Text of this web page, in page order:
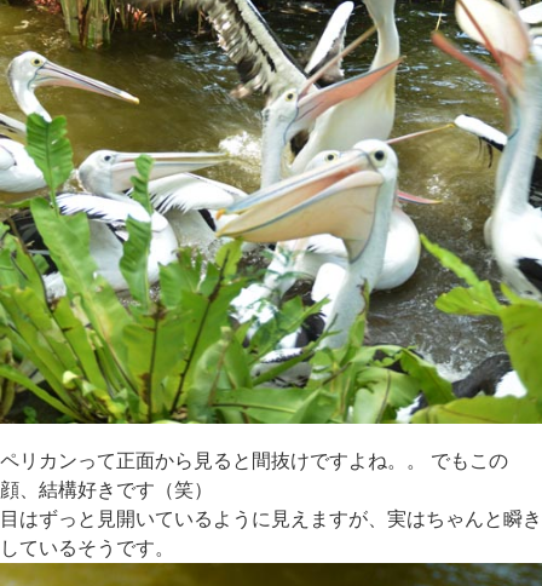
ペリカンって正面から見ると間抜けですよね。。 でもこの
顔、結構好きです（笑）
目はずっと見開いているように見えますが、実はちゃんと瞬き
しているそうです。